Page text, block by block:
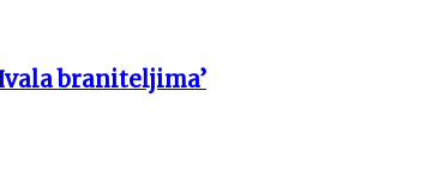
braniteljima’